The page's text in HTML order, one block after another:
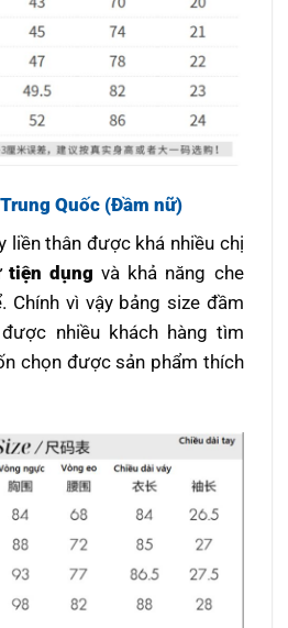
Quốc (Đầm nữ)
liền thân được khá nhiều chị
tiện dụng và khả năng che
Chính vì vậy bảng size đầm
nhiều khách hàng tìm
chọn được sản phẩm thích